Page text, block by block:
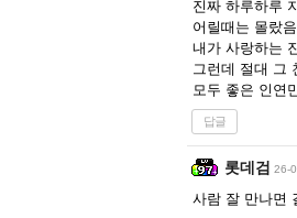
진짜 하루하루
어릴때는 몰랐음
내가 사랑하는
그런데 절대 그
모두 좋은 인연
답글
롯데검 26-
사람 잘 만나면